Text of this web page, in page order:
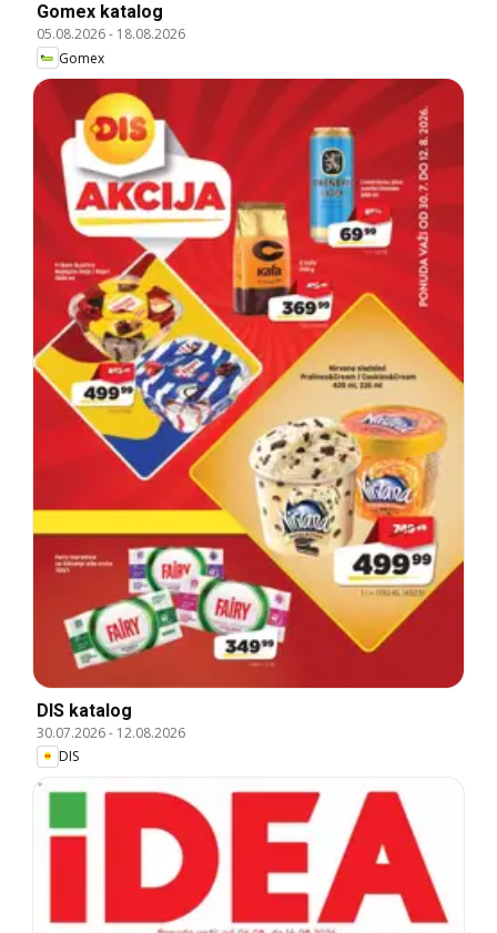
Gomex katalog
05.08.2026- 18.08.2026
Gomex
DIS katalog
30.07.2026- 12.08.2026
DIS